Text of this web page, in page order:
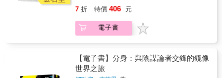
包含循環經濟的推動、與自然共存的空間型
態，以及因應氣候變遷的能源轉型策略。首
先，荷蘭是全球最早將循環經濟納入政策規劃
與實踐的國家之一，目標是在2050年前實現完
們也將看到荷蘭與自然共存的傳統與創新：自
古以來創造許多獨特的空間型態，像是風車和
水上住宅。早在15世紀，荷蘭人就利用風車調
不是一本生硬的經濟學書籍，而是一本讓你讀
來震撼、又忍不住思考的作品。＊道德與現實
的激烈碰撞誰的命更值錢？拯救一條命的代價
是多少？我們每天都在做出這樣的選擇，卻未
曾察覺。本書帶你重新審視社會制度、人道主
義與市場經濟的交鋒。＊一場關於「人類價
值」的終極反思在資本運作、法律判決、政策
決策之間，每個人的價值其實早已被計算，只
戲時間」限制，並在徵集意見階段以「超過八
問的公眾意見，以及似乎毫無科學根據、不透
明的制定過程，促成地方條例的誕生，縣民真
正的聲音究竟是什麼？遊戲真的是洪水猛獸
先從地方顯現◢一名日本的地方電視台記者秉
持不屈不撓的精神，對此進行了長達3年的深入
影響最大的論文造假風波之一◆ ☆第46屆大宅
壯一非虛構文學獎☆ ☆2015年日本科學記者大
賞☆ 風光發表的研究成果竟一夕蒙上陰影， 最
呢？ 2014年初，日本頂尖科學研究中心理化學
研究所召開記者會，由研究員小保方晴子、組
織工程學權威?井芳樹、生物複製技術專家若山
7 折 特價 406 元
電子書
【電子書】分身：與陰謀論者交鋒的鏡像
世界之旅